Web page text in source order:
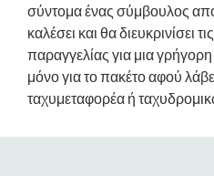
σύντομα ένας σύμβουλος
καλέσει και θα διευκρινίσει
παραγγελίας για μια
μόνο για το πακέτο αφού
ταχυμεταφορέα ή